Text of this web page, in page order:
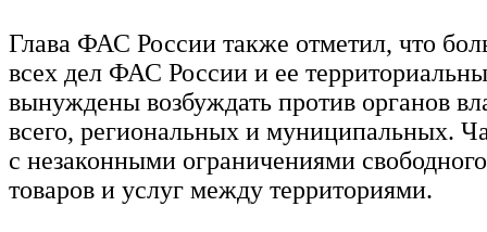
Глава ФАС России также отметил, что
всех дел ФАС России и ее
вынуждены возбуждать против органов
всего, региональных и муниципальных.
с незаконными ограничениями
товаров и услуг между территориями.